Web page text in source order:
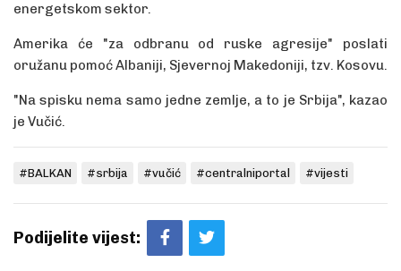
energetskom sektor.
Amerika će "za odbranu od ruske agresije" poslati
oružanu pomoć Albaniji, Sjevernoj Makedoniji, tzv. Kosovu.
"Na spisku nema samo jedne zemlje, a to je Srbija", kazao
je Vučić.
#BALKAN #srbija #vučić #centralniportal #vijesti
Podijelite vijest: